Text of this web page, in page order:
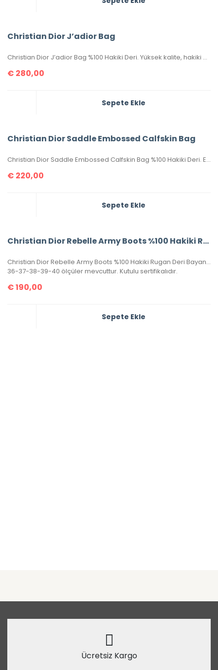
Christian Dior J’adior Bag
Christian Dior J’adior Bag %100 Hakiki Deri. Yüksek kalite, hakiki deri, ithal aksesuarlı, birebir üründür. Ebatı 26×17 cm dir. Kutulu, toz torbalı, sertifikalıdır.
€ 280,00
Sepete Ekle
Christian Dior Saddle Embossed Calfskin Bag
Christian Dior Saddle Embossed Calfskin Bag %100 Hakiki Deri. Elde, kolda veya omuzda taşımaya uygundur. Yüksek kalite, işçilikli, tamamen birebir üründür. Seri numaralıdır. Ebatı 25x20x6 cm dir. Kutulu, toz torbalı, sertifikalıdır.
€ 220,00
Sepete Ekle
Christian Dior Rebelle Army Boots %100 Hakiki Rugan Deri Bayan Botlar
Christian Dior Rebelle Army Boots %100 Hakiki Rugan Deri Bayan Botlar. Tabanı ve Topuk yüksekliği 3 cm dir.
36-37-38-39-40 ölçüler mevcuttur. Kutulu sertifikalıdır.
€190,00
Sepete Ekle
Ücretsiz Kargo